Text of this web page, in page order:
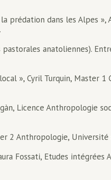
prédation dans les Alpes »,
anatoliennes).
», Cyril Turquin, Master 1
Licence Anthropologie
2 Anthropologie, Université
Fossati, Etudes